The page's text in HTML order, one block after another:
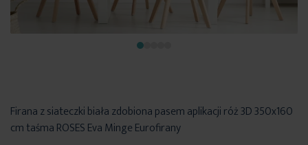
Firana z siateczki biała zdobiona pasem aplikacji róż 3D 350x160
cm taśma ROSES Eva Minge Eurofirany